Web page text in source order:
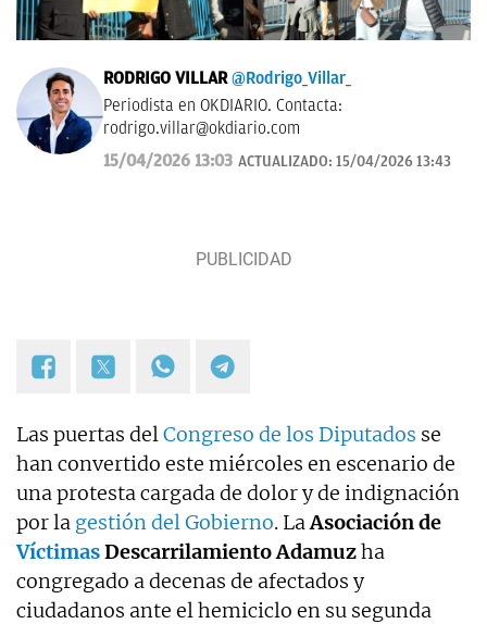
RODRIGO VILLAR @Rodrigo_Villar_
Periodista en OKDIARIO. Contacta:
rodrigo.villar@okdiario.com
15/04/2026 13:03 ACTUALIZADO: 15/04/2026 13:43
Las puertas delCongreso de los Diputados se
han convertido este miércoles en escenario de
una protesta cargada de dolor y de indignación
por la gestión del Gobierno. LaAsociación de
VíctimasDescarrilamiento Adamuzha
congregado a decenas de afectados y
ciudadanos ante el hemiciclo en su segunda